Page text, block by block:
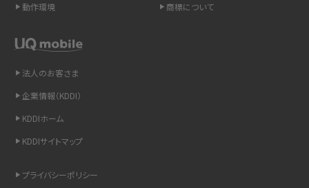
LINEの引き継ぎ方法は？対象データや事前準備・条件・注意点などを解説
LINEの通知がこない時の原因と対処法9選！設定の確認手順も解説
非通知設定とは？184で電話をかける方法やiPhone・Androidの設定を解説
スマホのウィジェットとは？iPhone・Androidの設定方法やおススメを紹介
リプライ機能とは？LINE、X（旧Twitter）、Instagram、TikTokで送る方法を解説
動作環境
商標について
法人のお客さま
企業情報（KDDI）
KDDIホーム
KDDIサイトマップ
プライバシーポリシー